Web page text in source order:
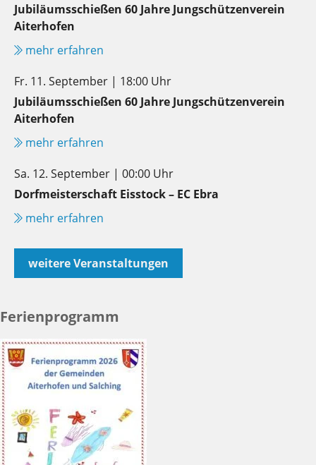
Jubiläumsschießen 60 Jahre Jungschützenverein
Aiterhofen
mehr erfahren
Fr. 11. September | 18:00 Uhr
Jubiläumsschießen 60 Jahre Jungschützenverein
Aiterhofen
mehr erfahren
Sa. 12. September | 00:00 Uhr
Dorfmeisterschaft Eisstock – EC Ebra
mehr erfahren
weitere Veranstaltungen
Ferienprogramm